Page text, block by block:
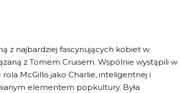
z najbardziej fascynujących kobiet w
z Tomem Cruisem. Wspólnie wystąpili w
McGillis jako Charlie, inteligentnej i
elementem popkultury. Była